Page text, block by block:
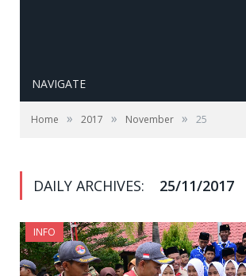
NAVIGATE
Home » 2017 » November » 25
DAILY ARCHIVES: 25/11/2017
INFO